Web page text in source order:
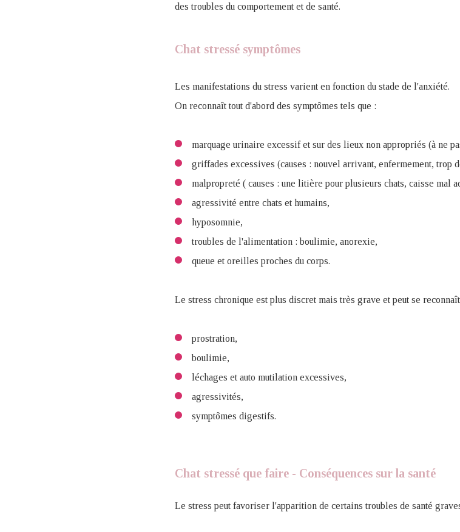
des troubles du comportement et de santé.
Chat stressé symptômes
Les manifestations du stress varient en fonction du stade de l'anxiété.
On reconnaît tout d'abord des symptômes tels que :
marquage urinaire excessif et sur des lieux non appropriés (à ne
griffades excessives (causes : nouvel arrivant, enfermement, trop
malpropreté ( causes : une litière pour plusieurs chats, caisse mal
agressivité entre chats et humains,
hyposomnie,
troubles de l'alimentation : boulimie, anorexie,
queue et oreilles proches du corps.
Le stress chronique est plus discret mais très grave et peut se
prostration,
boulimie,
léchages et auto mutilation excessives,
agressivités,
symptômes digestifs.
Chat stressé que faire - Conséquences sur la santé
Le stress peut favoriser l'apparition de certains troubles de santé